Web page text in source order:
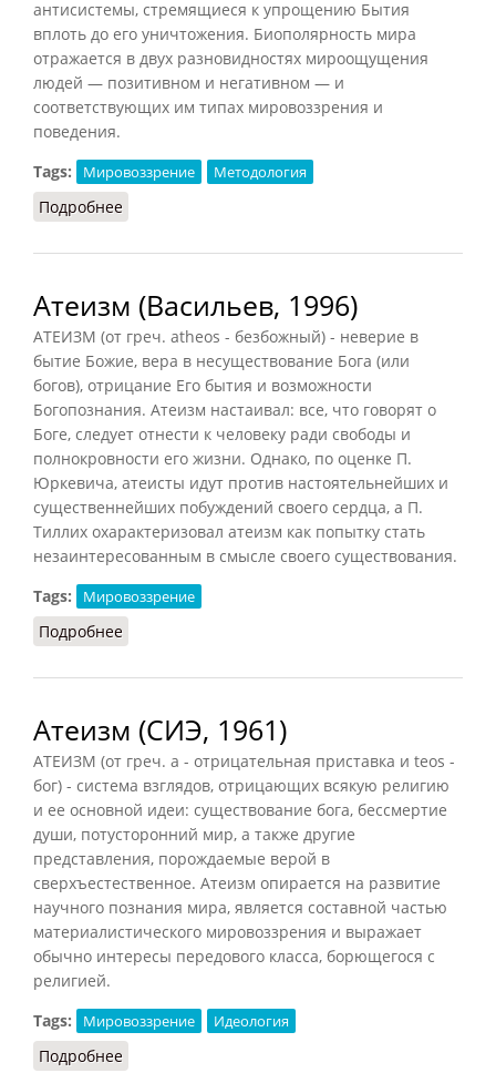
антисистемы, стремящиеся к упрощению Бытия
вплоть до его уничтожения. Биополярность мира
отражается в двух разновидностях мироощущения
людей — позитивном и негативном — и
соответствующих им типах мировоззрения и
поведения.
Tags:
Мировоззрение Методология
Подробнее
Атеизм (Васильев, 1996)
АТЕИЗМ (от греч. atheos - безбожный) - неверие в
бытие Божие, вера в несуществование Бога (или
богов), отрицание Его бытия и возможности
Богопознания. Атеизм настаивал: все, что говорят о
Боге, следует отнести к человеку ради свободы и
полнокровности его жизни. Однако, по оценке П.
Юркевича, атеисты идут против настоятельнейших и
существеннейших побуждений своего сердца, а П.
Тиллих охарактеризовал атеизм как попытку стать
незаинтересованным в смысле своего существования.
Tags:
Мировоззрение
Подробнее
Атеизм (СИЭ, 1961)
АТЕИЗМ (от греч. a - отрицательная приставка и teos -
бог) - система взглядов, отрицающих всякую религию
и ее основной идеи: существование бога, бессмертие
души, потусторонний мир, а также другие
представления, порождаемые верой в
сверхъестественное. Атеизм опирается на развитие
научного познания мира, является составной частью
материалистического мировоззрения и выражает
обычно интересы передового класса, борющегося с
религией.
Tags:
Мировоззрение Идеология
Подробнее